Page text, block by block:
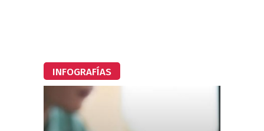
INFOGRAFÍAS